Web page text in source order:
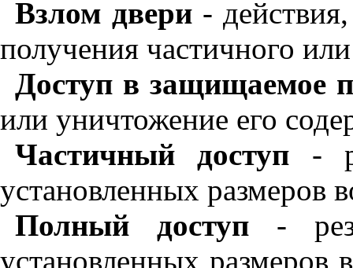
Взлом двери- действия,
получения частичного
Доступ в защищаемое
или уничтожение его
Частичный
доступ -
установленных размеров
Полный
доступ-
установленных размеров